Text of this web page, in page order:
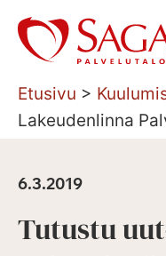
Siirry
sisältöön
Etusivu >
Lakeudenlinna
6.3.2019
Tutustu